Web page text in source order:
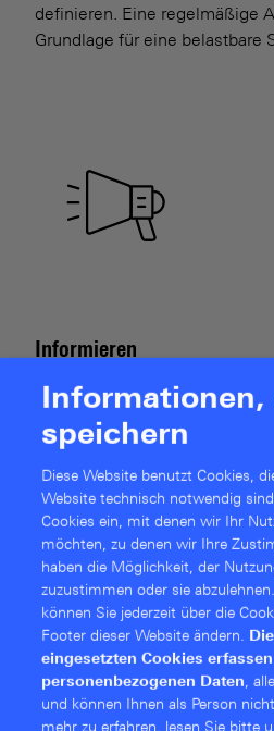
definieren. Eine regelmäßige
Grundlage für eine belastbare
Informieren
Darauf aufbauend sollte
verankert werden. Dazu
von Fach­wissen als auch die
lisierung und Schulung aller
informierte Teams können
schneller erkennen,
umsetzen und menschliche
Ursache von Cyber­vorfällen
speichern
Diese Website benutzt Cookies,
Website technisch notwendig
Cookies ein, mit denen wir Ihr
möchten, zu denen wir Ihre
haben die Möglichkeit, der
zuzustimmen oder sie
können Sie jederzeit über die
Footer dieser Website ändern.
eingesetzten Cookies
personenbezogenen Daten,
und können Ihnen als Person